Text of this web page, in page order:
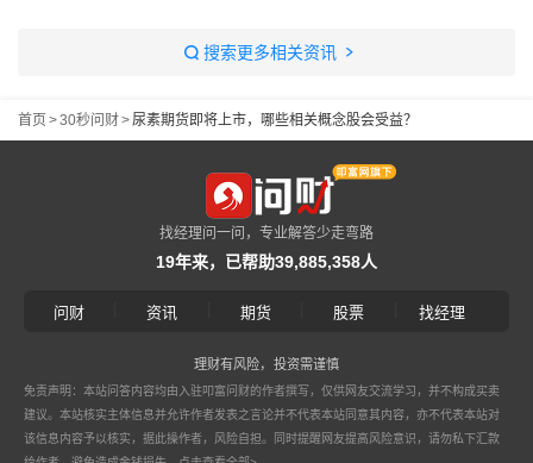
搜索更多相关资讯
首页 >30秒问财>尿素期货即将上市，哪些相关概念股会受益？
找经理问一问，专业解答少走弯路
19年来，已帮助39,885,358人
问财 资讯 期货 股票 找经理
理财有风险，投资需谨慎
免责声明：本站问答内容均由入驻叩富问财的作者撰写，仅供网友交流学习，并不构成买卖
建议。本站核实主体信息并允许作者发表之言论并不代表本站同意其内容，亦不代表本站对
该信息内容予以核实，据此操作者，风险自担。同时提醒网友提高风险意识，请勿私下汇款